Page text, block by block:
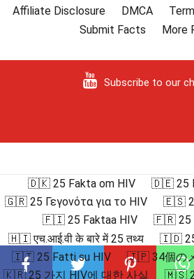
Affiliate Disclosure
DMCA
Submit Facts
More
Subscribe to our
🇩🇰 25 Fakta om HIV
🇩🇪 25
🇬🇷 25 Γεγονότα για το HIV
🇪🇸
🇫🇮 25 Faktaa HIV
🇫🇷 25
🇭🇮 एच.आई.वी के बारे में 25 तथ्य
🇮🇩 25
🇮🇹 25 Fatti su HIV
🇯🇵 34個の
🇰🇷 25 가지 HIV에 대한 사실
🇲🇸